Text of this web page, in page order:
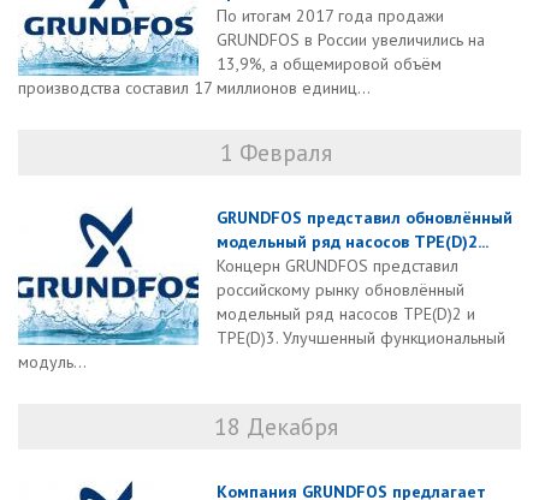
По итогам 2017 года продажи
GRUNDFOS в России увеличились на
13,9%, а общемировой объём
производства составил 17 миллионов единиц...
1 Февраля
GRUNDFOS представил обновлённый
модельный ряд насосов ТРЕ(D)2...
Концерн GRUNDFOS представил
российскому рынку обновлённый
модельный ряд насосов ТРЕ(D)2 и
ТРЕ(D)3. Улучшенный функциональный
модуль...
18 Декабря
Компания GRUNDFOS предлагает